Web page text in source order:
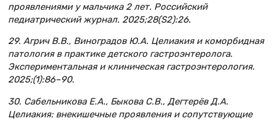
проявлениями у мальчика 2 лет. Российский
педиатрический журнал. 2025;28(S2):26.
29. Агрич В.В., Виноградов Ю.А. Целиакия и коморбидная
патология в практике детского гастроэнтеролога.
Экспериментальная и клиническая гастроэнтерология.
2025;(1):86–90.
30. Сабельникова Е.А., Быкова С.В., Дегтерёв Д.А.
Целиакия: внекишечные проявления и сопутствующие